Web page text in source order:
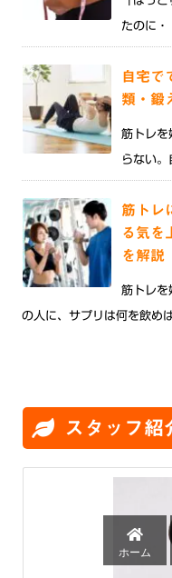
たのに・
自宅で
類・鍛
筋トレを
らない
筋トレ
る気を
を解説
筋トレを
の人に、サプリは何を飲め
スタッフ紹
ホーム